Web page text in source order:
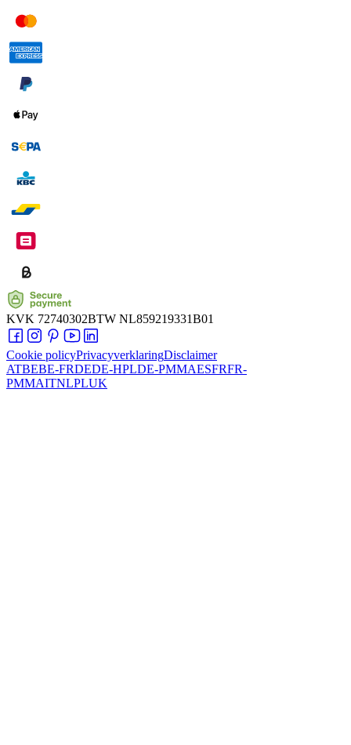
KVK 72740302BTW NL859219331B01
Cookie policyPrivacyverklaringDisclaimer
ATBEBE-FRDEDE-HPLDE-PMMAESFRFR-
PMMAITNLPLUK